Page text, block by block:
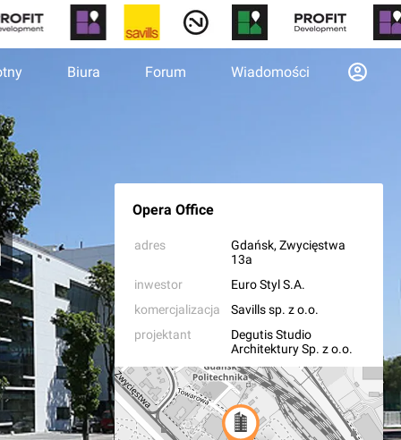
Biura Forum Wiadomości
Opera Office
adres Gdańsk, Zwycięstwa
13a
inwestor
Euro Styl S.A.
komercjalizacja
Savills sp. z o.o.
projektant
Degutis Studio
Architektury Sp. z o.o.